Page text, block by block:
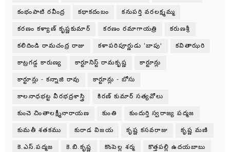
కంభంపాటి రవీంద్ర కథాకదంబం కనుపర్తి వరలక్ష్మమ్మ
కరణం కళ్యాణ్ కృష్ణకుమార్ కరణం రమాగాయత్రి కరుణశ్రీ
కలిదిండి రామచంద్ర రాజు కళాపరిపూర్ణుడు ‘బాపు’ కవితాఝరి
కాట్రగడ్డ కారుణ్య కార్టూనిస్ట్ రామకృష్ణ కార్టూన్లు
కార్టూన్లు - కన్నాజి రావు కార్టూన్లు - బోసు
కాలనాధభట్ట వీరభద్రశాస్త్రి కిరణ్ కుమార్ సత్యవోలు
కుంచె చింతాలక్ష్మీనారాయణ కుంతి కుందుర్తి స్వరాజ్య పద్మజ
కుమతీ శతకము కురాడ విజయ కృష్ణ కసవరాజు కృష్ణ మణి
కె.ఎస్.పద్మజ కె.బి.కృష్ణ కొంపెల్ల శర్మ కొత్తపల్లి ఉదయబాబు